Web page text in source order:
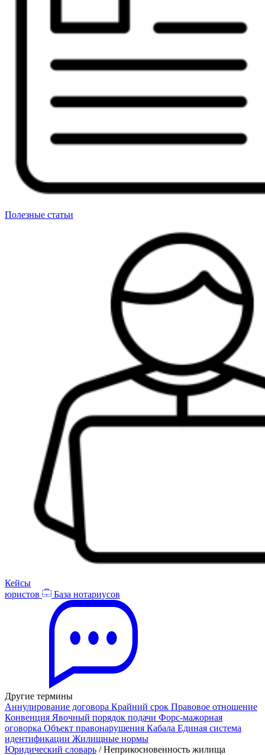
Полезные статьи
Кейсы
юристов
База нотариусов
Другие термины
Аннулирование договора Крайний срок Правовое отношение
Конвенция Явочный порядок подачи Форс‑мажорная
оговорка Объект правонарушения Кабала Единая система
идентификации Жилищные нормы
Юридический словарь /Неприкосновенность жилища